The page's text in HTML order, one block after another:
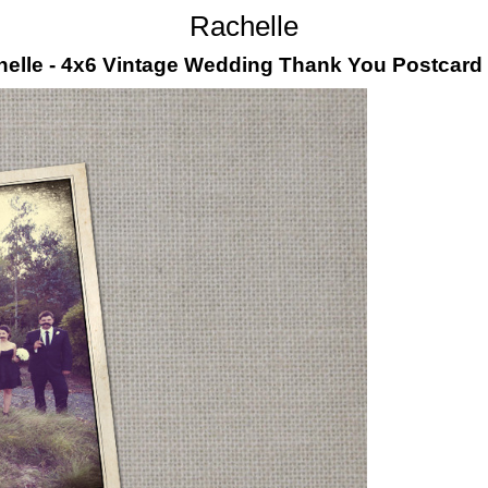
Rachelle
- 4x6 Vintage Wedding Thank You Postcard